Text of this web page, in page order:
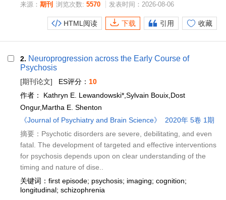
来源： 期刊 浏览次数: 5570 发表时间：2026-08-06
HTML阅读 下载 引用 收藏
2. Neuroprogression across the Early Course of
Psychosis
[期刊论文] ES评分： 10
作者： Kathryn E. Lewandowski*,Sylvain Bouix,Dost
Ongur,Martha E. Shenton
《Journal of Psychiatry and Brain Science》
2020年 5卷 1期
摘要：Psychotic disorders are severe, debilitating, and even
fatal. The development of targeted and effective interventions
for psychosis depends upon on clear understanding of the
timing and nature of dise..
关键词：first episode; psychosis; imaging; cognition;
longitudinal; schizophrenia